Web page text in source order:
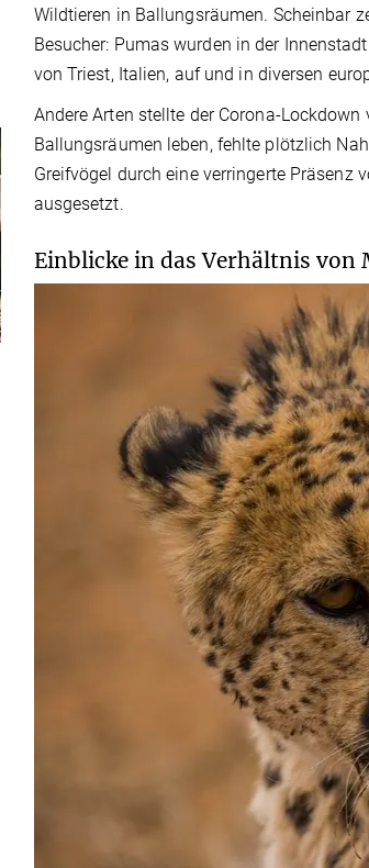
Wildtieren in Ballungsräumen. Scheinbar
Besucher: Pumas wurden in der
von Triest, Italien, auf und in diversen
Andere Arten stellte der Corona-
Ballungsräumen leben, fehlte plötzlich
Greifvögel durch eine verringerte Präsenz
ausgesetzt.
Einblicke in das Verhältnis von